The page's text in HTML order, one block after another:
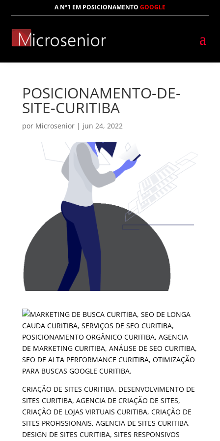
A Nº1 EM POSICIONAMENTO GOOGLE
POSICIONAMENTO-DE-
SITE-CURITIBA
por Microsenior| jun 24, 2022
CRIAÇÃO DE SITES CURITIBA, DESENVOLVIMENTO DE
SITES CURITIBA, AGENCIA DE CRIAÇÃO DE SITES,
CRIAÇÃO DE LOJAS VIRTUAIS CURITIBA, CRIAÇÃO DE
SITES PROFISSIONAIS, AGENCIA DE SITES CURITIBA,
DESIGN DE SITES CURITIBA, SITES RESPONSIVOS